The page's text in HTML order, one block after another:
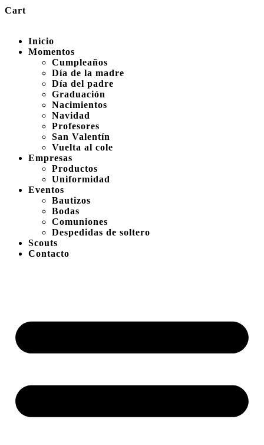
Cart
Inicio
Momentos
Cumpleaños
Día de la madre
Día del padre
Graduación
Nacimientos
Navidad
Profesores
San Valentín
Vuelta al cole
Empresas
Productos
Uniformidad
Eventos
Bautizos
Bodas
Comuniones
Despedidas de soltero
Scouts
Contacto